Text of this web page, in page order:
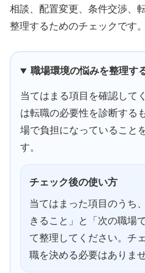
相談、配置変更、条件交渉、
整理するためのチェックです。
職場環境の悩みを整理す
当てはまる項目を確認して
は転職の必要性を診断する
場で負担になっていること
す。
チェック後の使い方
当てはまった項目のうち
きること」と「次の職場
て整理してください。チ
職を決める必要はありませ